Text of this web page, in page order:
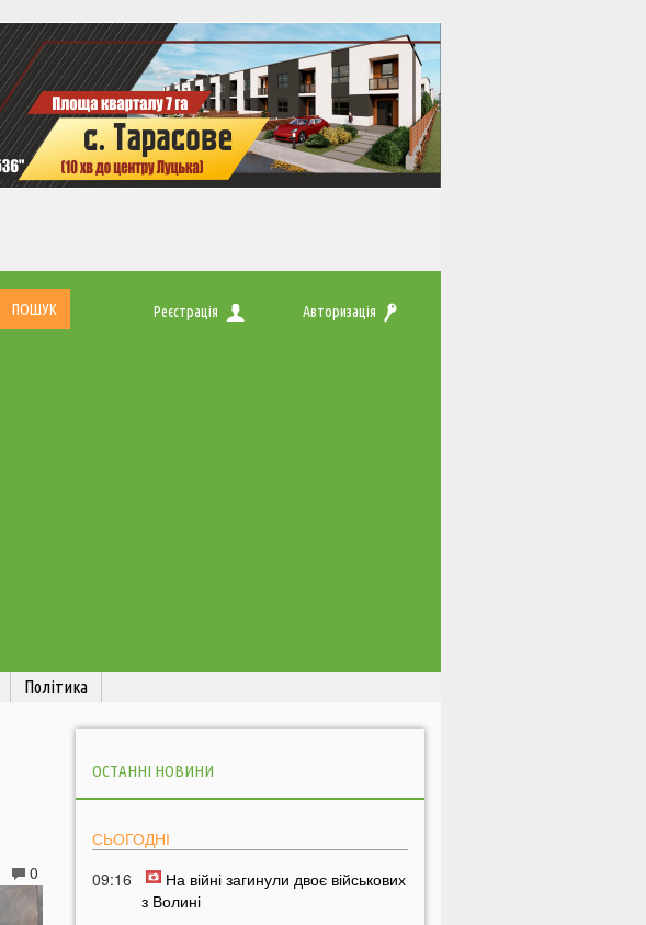
Реєстрація Авторизація
Політика
0
ОСТАННІ НОВИНИ
СЬОГОДНІ
09:16
На війні загинули двоє військових
з Волині